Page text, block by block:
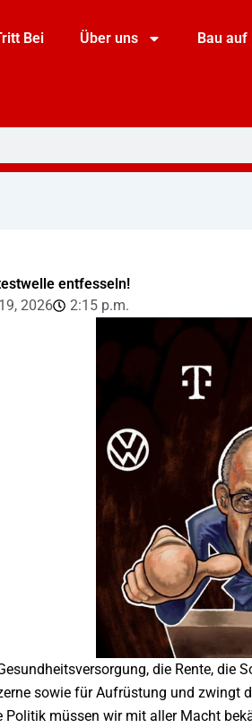
Bei Über uns Bau auf
entfesseln!
2026 2:15 p.m.
die Rente,
sowie für Aufrüstung und zwingt
Politik müssen wir mit aller Macht